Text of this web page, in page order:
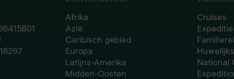
Afrika
Azië
Caribisch gebied
Europa
Latijns-Amerika
Midden-Oosten
Cruises
National